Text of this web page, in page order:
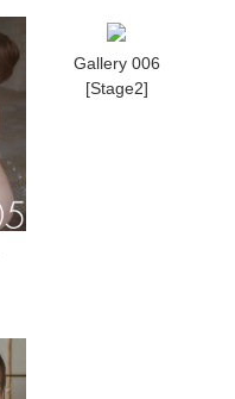
Gallery 006
[Stage2]